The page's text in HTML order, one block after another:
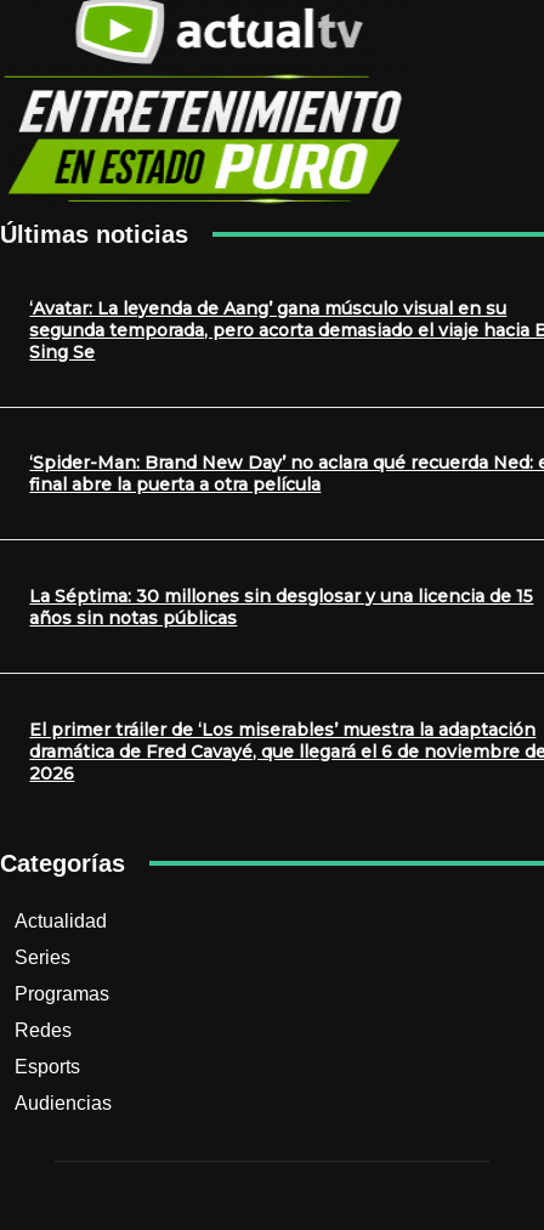
Últimas noticias
‘Avatar: La leyenda de Aang’ gana músculo visual en su
segunda temporada, pero acorta demasiado el viaje hacia
Sing Se
‘Spider-Man: Brand New Day’ no aclara qué recuerda Ned:
final abre la puerta a otra película
La Séptima: 30 millones sin desglosar y una licencia de 15
años sin notas públicas
El primer tráiler de ‘Los miserables’ muestra la adaptación
dramática de Fred Cavayé, que llegará el 6 de noviembre
2026
Categorías
Actualidad
Series
Programas
Redes
Esports
Audiencias